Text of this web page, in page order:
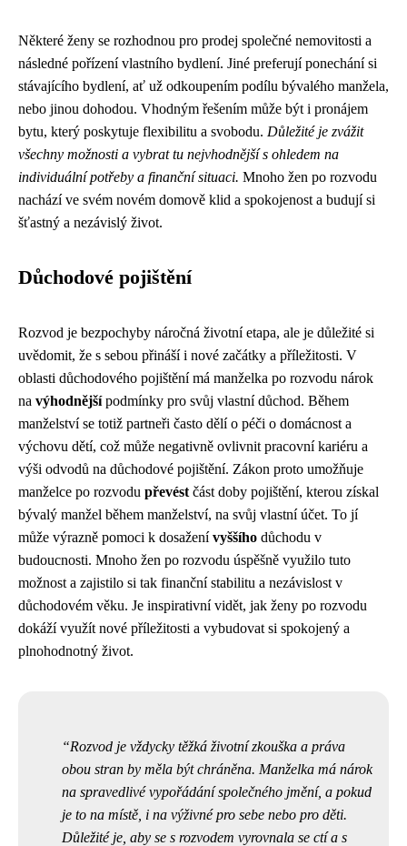
Některé ženy se rozhodnou pro prodej společné nemovitosti a
následné pořízení vlastního bydlení. Jiné preferují ponechání si
stávajícího bydlení, ať už odkoupením podílu bývalého manžela,
nebo jinou dohodou. Vhodným řešením může být i pronájem
bytu, který poskytuje flexibilitu a svobodu. Důležité je zvážit
všechny možnosti a vybrat tu nejvhodnější s ohledem na
individuální potřeby a finanční situaci. Mnoho žen po rozvodu
nachází ve svém novém domově klid a spokojenost a budují si
šťastný a nezávislý život.
Důchodové pojištění
Rozvod je bezpochyby náročná životní etapa, ale je důležité si
uvědomit, že s sebou přináší i nové začátky a příležitosti. V
oblasti důchodového pojištění má manželka po rozvodu nárok
na výhodnějšípodmínky pro svůj vlastní důchod. Během
manželství se totiž partneři často dělí o péči o domácnost a
výchovu dětí, což může negativně ovlivnit pracovní kariéru a
výši odvodů na důchodové pojištění. Zákon proto umožňuje
manželce po rozvodu převést část doby pojištění, kterou získal
bývalý manžel během manželství, na svůj vlastní účet. To jí
může výrazně pomoci k dosaženívyššího důchodu v
budoucnosti. Mnoho žen po rozvodu úspěšně využilo tuto
možnost a zajistilo si tak finanční stabilitu a nezávislost v
důchodovém věku. Je inspirativní vidět, jak ženy po rozvodu
dokáží využít nové příležitosti a vybudovat si spokojený a
plnohodnotný život.
Rozvod je vždycky těžká životní zkouška a práva
obou stran by měla být chráněna. Manželka má nárok
na spravedlivé vypořádání společného jmění, a pokud
je to na místě, i na výživné pro sebe nebo pro děti.
Důležité je, aby se s rozvodem vyrovnala se ctí a s